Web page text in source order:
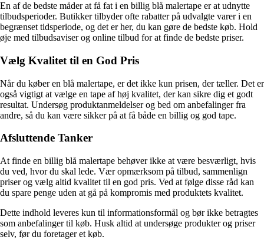
En af de bedste måder at få fat i en billig blå malertape er at udnytte
tilbudsperioder. Butikker tilbyder ofte rabatter på udvalgte varer i en
begrænset tidsperiode, og det er her, du kan gøre de bedste køb. Hold
øje med tilbudsaviser og online tilbud for at finde de bedste priser.
Vælg Kvalitet til en God Pris
Når du køber en blå malertape, er det ikke kun prisen, der tæller. Det er
også vigtigt at vælge en tape af høj kvalitet, der kan sikre dig et godt
resultat. Undersøg produktanmeldelser og bed om anbefalinger fra
andre, så du kan være sikker på at få både en billig og god tape.
Afsluttende Tanker
At finde en billig blå malertape behøver ikke at være besværligt, hvis
du ved, hvor du skal lede. Vær opmærksom på tilbud, sammenlign
priser og vælg altid kvalitet til en god pris. Ved at følge disse råd kan
du spare penge uden at gå på kompromis med produktets kvalitet.
Dette indhold leveres kun til informationsformål og bør ikke betragtes
som anbefalinger til køb. Husk altid at undersøge produkter og priser
selv, før du foretager et køb.